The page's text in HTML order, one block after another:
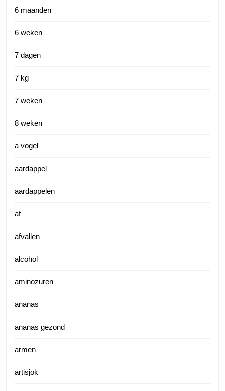
6 maanden
6 weken
7 dagen
7 kg
7 weken
8 weken
a vogel
aardappel
aardappelen
af
afvallen
alcohol
aminozuren
ananas
ananas gezond
armen
artisjok